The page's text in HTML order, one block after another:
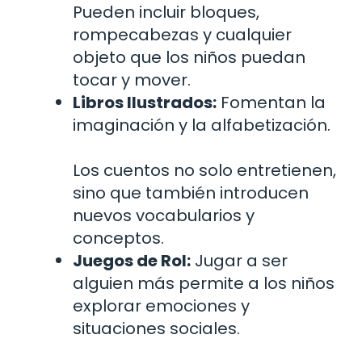
Pueden incluir bloques,
rompecabezas y cualquier
objeto que los niños puedan
tocar y mover.
Libros Ilustrados: Fomentan la
imaginación y la alfabetización.
Los cuentos no solo entretienen,
sino que también introducen
nuevos vocabularios y
conceptos.
Juegos de Rol: Jugar a ser
alguien más permite a los niños
explorar emociones y
situaciones sociales.